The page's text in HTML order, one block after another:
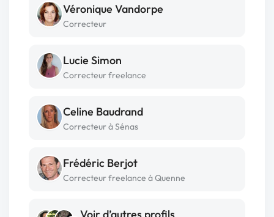
Véronique Vandorpe
Correcteur
Lucie Simon
Correcteur freelance
Celine Baudrand
Correcteur à Sénas
Frédéric Berjot
Correcteur freelance à Quenne